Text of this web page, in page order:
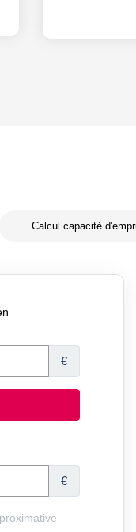
Calcul capacité